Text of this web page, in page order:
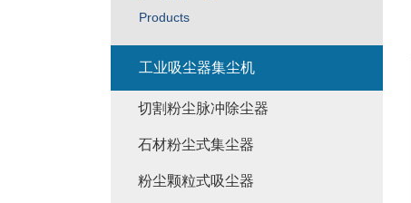
Products
工业吸尘器集尘机
切割粉尘脉冲除尘器
石材粉尘式集尘器
粉尘颗粒式吸尘器